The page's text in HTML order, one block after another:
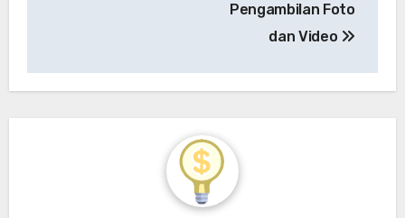
Pengambilan Foto
dan Video